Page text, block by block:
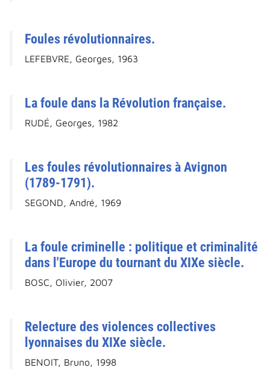
Foules révolutionnaires.
LEFEBVRE, Georges, 1963
La foule dans la Révolution française.
RUDÉ, Georges, 1982
Les foules révolutionnaires à Avignon
(1789-1791).
SEGOND, André, 1969
La foule criminelle : politique et criminalité
dans l'Europe du tournant du XIXe siècle.
BOSC, Olivier, 2007
Relecture des violences collectives
lyonnaises du XIXe siècle.
BENOIT, Bruno, 1998